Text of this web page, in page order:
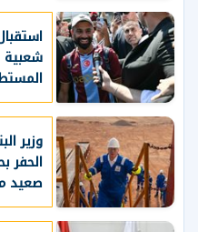
شعبية
يسعي
وزير
الحفر
صعيد